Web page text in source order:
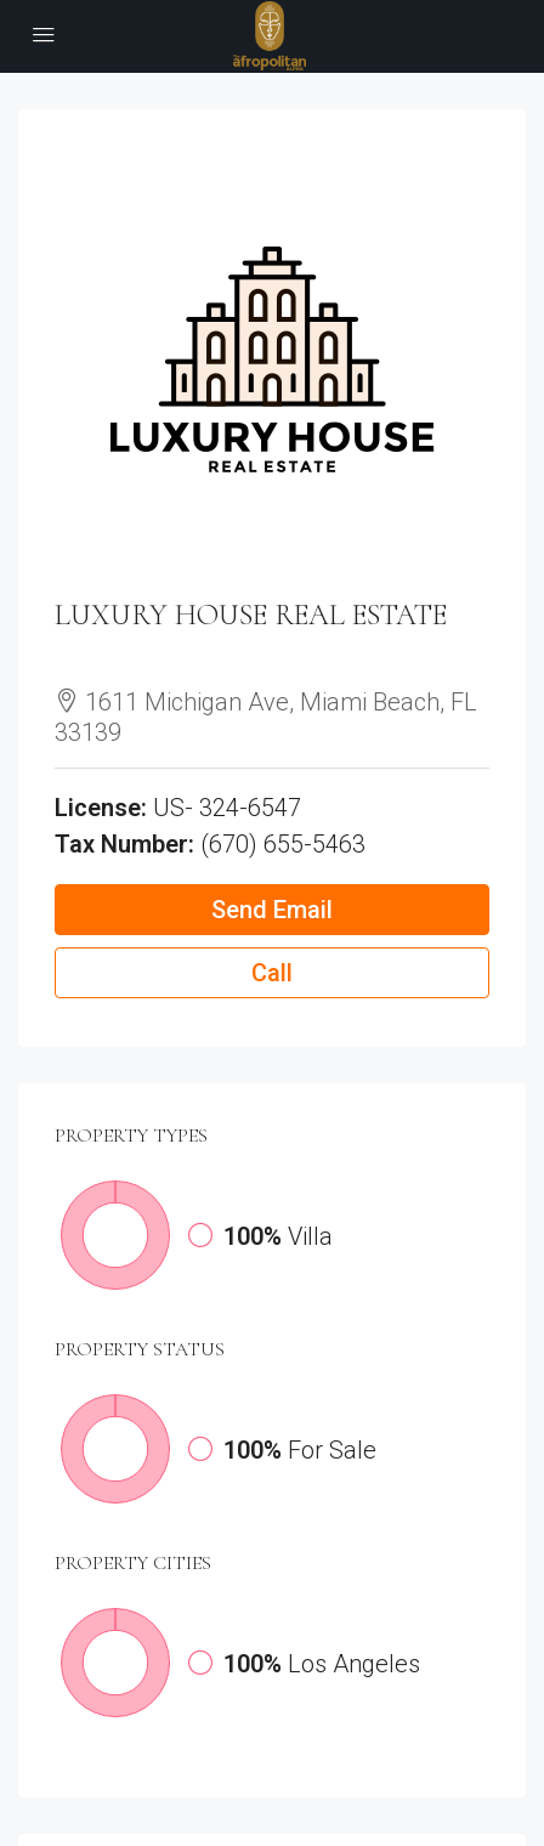
LUXURY HOUSE REAL ESTATE
1611 Michigan Ave, Miami Beach, FL
33139
License: US- 324-6547
Tax Number: (670) 655-5463
Send Email
Call
PROPERTY TYPES
100% Villa
PROPERTY STATUS
100% For Sale
PROPERTY CITIES
100% Los Angeles